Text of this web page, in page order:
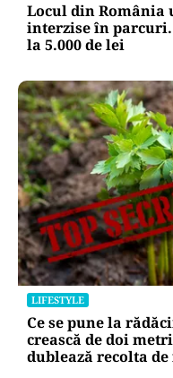
Locul din
interzise în parcuri.
la 5.000 de lei
LIFESTYLE
Ce se pune la
crească de doi
dublează recolta